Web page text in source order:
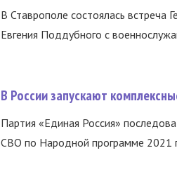
В Ставрополе состоялась встреча
Евгения Поддубного с
В России запускают
Партия «Единая Россия»
СВО по Народной программе 2021